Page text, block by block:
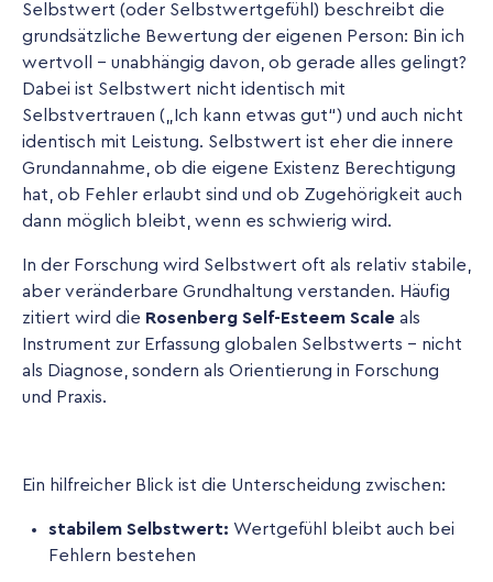
Selbstwert (oder Selbstwertgefühl) beschreibt die
grundsätzliche Bewertung der eigenen Person: Bin ich
wertvoll - unabhängig davon, ob gerade alles gelingt?
Dabei ist Selbstwert nicht identisch mit
Selbstvertrauen („Ich kann etwas gut“) und auch nicht
identisch mit Leistung. Selbstwert ist eher die innere
Grundannahme, ob die eigene Existenz Berechtigung
hat, ob Fehler erlaubt sind und ob Zugehörigkeit auch
dann möglich bleibt, wenn es schwierig wird.
In der Forschung wird Selbstwert oft als relativ stabile,
aber veränderbare Grundhaltung verstanden. Häufig
zitiert wird die Rosenberg Self-Esteem Scale als
Instrument zur Erfassung globalen Selbstwerts - nicht
als Diagnose, sondern als Orientierung in Forschung
und Praxis.
Ein hilfreicher Blick ist die Unterscheidung zwischen:
stabilem Selbstwert: Wertgefühl bleibt auch bei
Fehlern bestehen